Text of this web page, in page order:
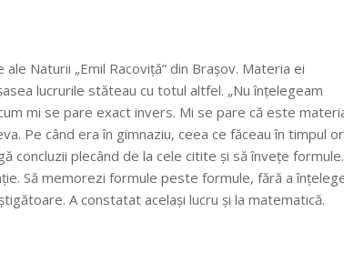
Naturii „Emil Racoviță” din Brașov. Materia ei
lucrurile stăteau cu totul altfel. „Nu înțelegeam
mi se pare exact invers. Mi se pare că este
Pe când era în gimnaziu, ceea ce făceau în timpul
concluzii plecând de la cele citite și să învețe formule.
Să memorezi formule peste formule, fără a
A constatat același lucru și la matematică.